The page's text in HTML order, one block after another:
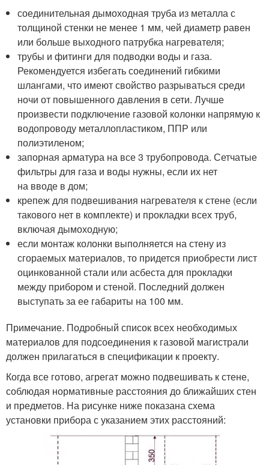
соединительная дымоходная труба из металла с
толщиной стенки не менее 1 мм, чей диаметр равен
или больше выходного патрубка нагревателя;
трубы и фитинги для подводки воды и газа.
Рекомендуется избегать соединений гибкими
шлангами, что имеют свойство разрываться среди
ночи от повышенного давления в сети. Лучше
произвести подключение газовой колонки напрямую к
водопроводу металлопластиком, ППР или
полиэтиленом;
запорная арматура на все 3 трубопровода. Сетчатые
фильтры для газа и воды нужны, если их нет
на вводе в дом;
крепеж для подвешивания нагревателя к стене (если
такового нет в комплекте) и прокладки всех труб,
включая дымоходную;
если монтаж колонки выполняется на стену из
сгораемых материалов, то придется приобрести лист
оцинкованной стали или асбеста для прокладки
между прибором и стеной. Последний должен
выступать за ее габариты на 100 мм.
Примечание. Подробный список всех необходимых
материалов для подсоединения к газовой магистрали
должен прилагаться в спецификации к проекту.
Когда все готово, агрегат можно подвешивать к стене,
соблюдая нормативные расстояния до ближайших стен
и предметов. На рисунке ниже показана схема
установки прибора с указанием этих расстояний: